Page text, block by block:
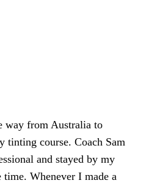
way from Australia to
tinting course. Coach Sam
and stayed by my
time. Whenever I made a